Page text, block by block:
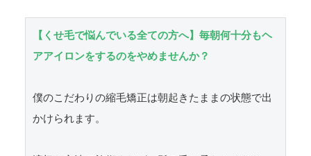
【くせ毛で悩んでいる全ての方へ】毎朝何十分もヘ
アアイロンをするのをやめませんか？
僕のこだわりの縮毛矯正は朝起きたままの状態で出
かけられます。